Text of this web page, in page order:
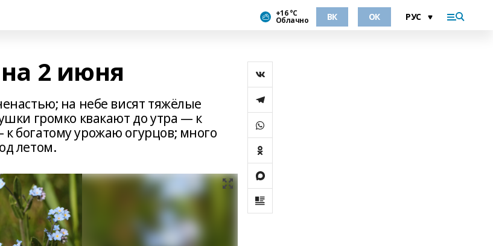
+16 °С
Облачно ВК ОК
2 июня
на небе висят тяжёлые
громко квакают до утра — к
богатому урожаю огурцов; много
летом.